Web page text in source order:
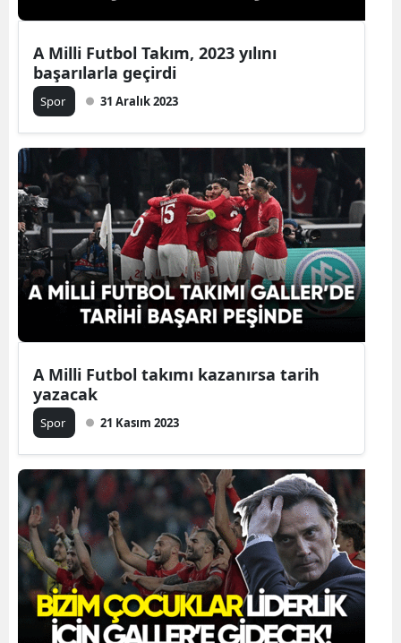
Düzce
A Milli Futbol Takım, 2023 yılını
başarılarla geçirdi
Spor 31 Aralık 2023
A Milli Futbol takımı kazanırsa tarih
yazacak
Spor 21 Kasım 2023